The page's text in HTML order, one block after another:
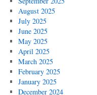
August 2025
July 2025
June 2025
May 2025
April 2025
March 2025
February 2025
January 2025
December 2024